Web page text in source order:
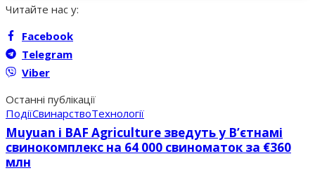
Читайте нас у:
Facebook
Telegram
Viber
Останні публікації
ПодіїСвинарствоТехнології
Muyuan і BAF Agriculture зведуть у В’єтнамі
свинокомплекс на 64 000 свиноматок за €360
млн